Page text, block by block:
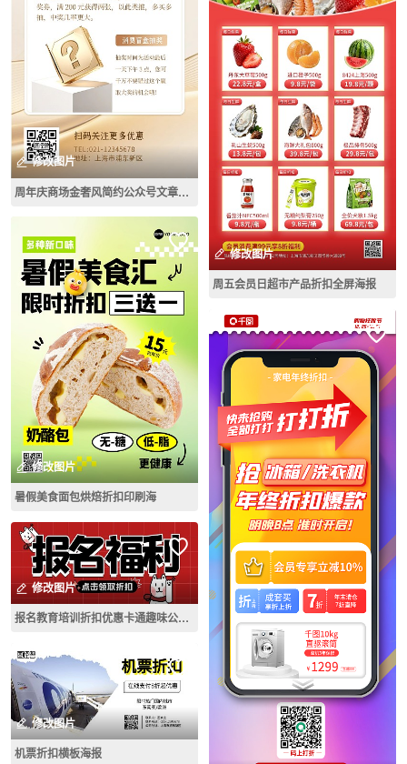
修改图片
周年庆商场金奢风简约公众号文章长图
修改图片
暑假美食面包烘焙折扣印刷海
修改图片
报名教育培训折扣优惠卡通趣味公众号首图
修改图片
机票折扣横板海报
修改图片
周五会员日超市产品折扣全屏海报